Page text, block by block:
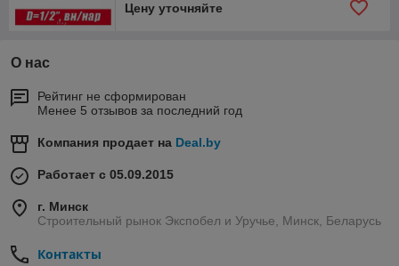
Цену уточняйте
О нас
Рейтинг не сформирован
Менее 5 отзывов за последний год
Компания продает на Deal.by
Работает с 05.09.2015
г. Минск
Строительный рынок Экспобел и Уручье, Минск, Беларусь
Контакты